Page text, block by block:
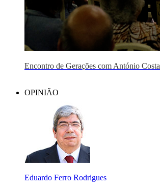
Encontro de Gerações com António Costa
OPINIÃO
Eduardo Ferro Rodrigues